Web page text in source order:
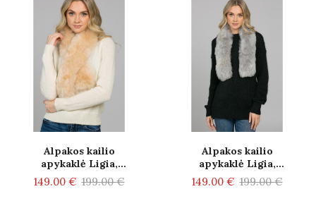
Alpakos kailio
apykaklė Ligia,
smėlio spalvos
149.00 € 199.00 €
Alpakos kailio
apykaklė Ligia,
šviesiai pilkos
spalvos
149.00 € 199.00 €